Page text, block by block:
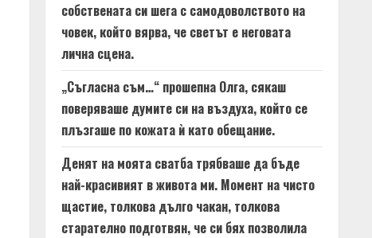
собствената си шега с самодоволството на
човек, който вярва, че светът е неговата
лична сцена.
„Съгласна съм…“ прошепна Олга, сякаш
поверяваше думите си на въздуха, който се
плъзгаше по кожата ѝ като обещание.
Денят на моята сватба трябваше да бъде
най-красивият в живота ми. Момент на чисто
щастие, толкова дълго чакан, толкова
старателно подготвян, че си бях позволила